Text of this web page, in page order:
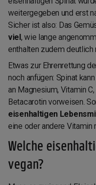
weitergegeben und erst
Sicher ist also: Das
viel , wie lange
enthalten zudem deutlich
Etwas zur Ehrenrettung
noch anfügen: Spinat
an Magnesium, Vitamin
Betacarotin vorweisen.
eisenhaltigen
eine oder andere Vitamin
Welche
vegan?